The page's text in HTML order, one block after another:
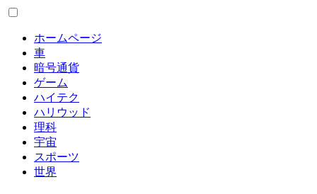
ホームページ
車
暗号通貨
ゲーム
ハイテク
ハリウッド
理科
宇宙
スポーツ
世界